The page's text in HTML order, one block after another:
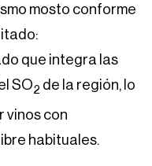
mosto conforme
que integra las
SO2 de la región, lo
vinos con
libre habituales.